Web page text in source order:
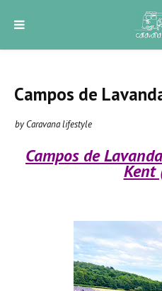
Campos de
by Caravana lifestyle
Campos de
Kent